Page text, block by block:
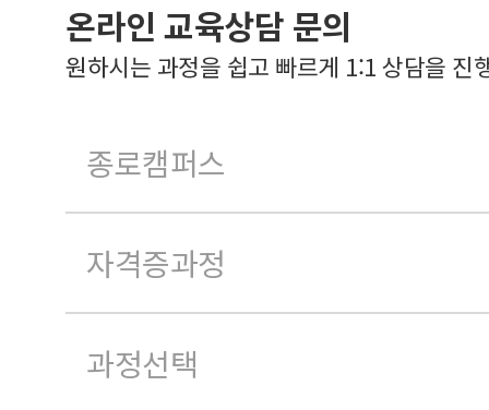
온라인 교육상담 문의
원하시는 과정을 쉽고 빠르게 1:1 상담을 진